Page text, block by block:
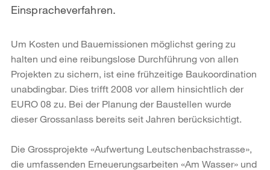
Einspracheverfahren.
Um Kosten und Bauemissionen möglichst gering zu
halten und eine reibungslose Durchführung von allen
Projekten zu sichern, ist eine frühzeitige Baukoordination
unabdingbar. Dies trifft 2008 vor allem hinsichtlich der
EURO 08 zu. Bei der Planung der Baustellen wurde
dieser Grossanlass bereits seit Jahren berücksichtigt.
Die Grossprojekte «Aufwertung Leutschenbachstrasse»,
die umfassenden Erneuerungsarbeiten «Am Wasser» und